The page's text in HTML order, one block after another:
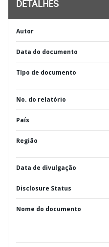
DETALHES
Autor
Data do documento
TIpo de documento
No. do relatório
País
Região
Data de divulgação
Disclosure Status
Nome do documento